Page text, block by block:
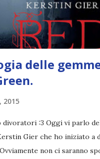
Non mi vede neppure. Ma io
Le cose che ha fatto, i
delle
2015
divoratori :3 Oggi vi parlo
Gier che ho iniziato a
non ci saranno